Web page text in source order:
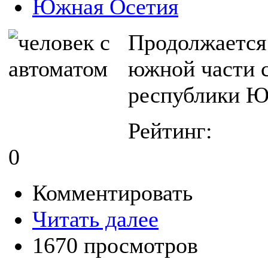
Южная Осетия
южной части
республики
Рейтинг:
0
Комментировать
Читать далее
1670 просмотров